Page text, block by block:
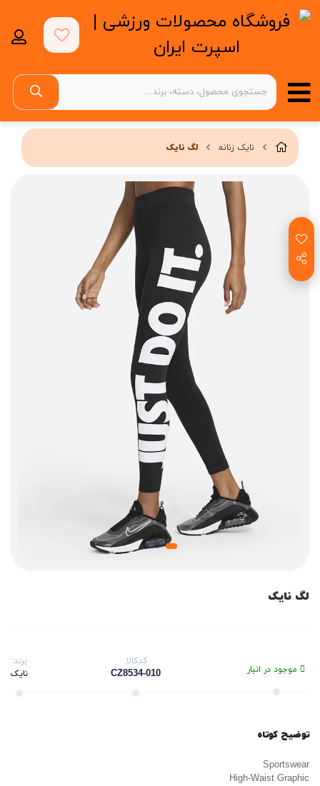
نایک زنانه لگ نایک
لگ نایک
موجود در انبار
کدکالا:
CZ8534-010
برند:
نایک
توضیح کوتاه
Sportswear
High-Waist Graphic